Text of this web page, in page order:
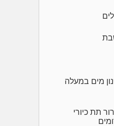
הפעלה בשבת וחסכוני
מים במעלה
תת כיורי